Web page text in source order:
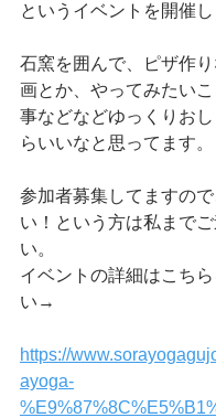
というイベントを開催し
石窯を囲んで、ピザ作
画とか、やってみたい
事などなどゆっくりお
らいいなと思ってます。
参加者募集してますの
い！という方は私まで
い。
イベントの詳細はこち
い→
https://
ayoga-